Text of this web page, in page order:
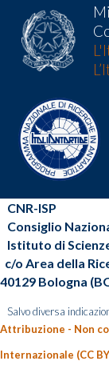
CNR-ISP
Consiglio
Istituto di
c/o Area della
40129 Bologna
Salvo diversa
Attribuzione - Non
Internazionale (CC